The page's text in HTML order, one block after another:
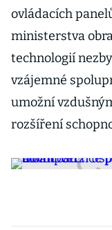
ovládacích
ministerstva
technologií
vzájemné
umožní
rozšíření